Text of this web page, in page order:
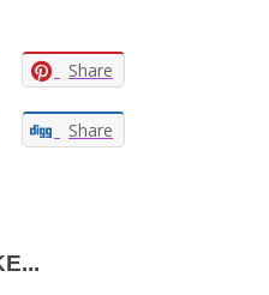
Share
Share